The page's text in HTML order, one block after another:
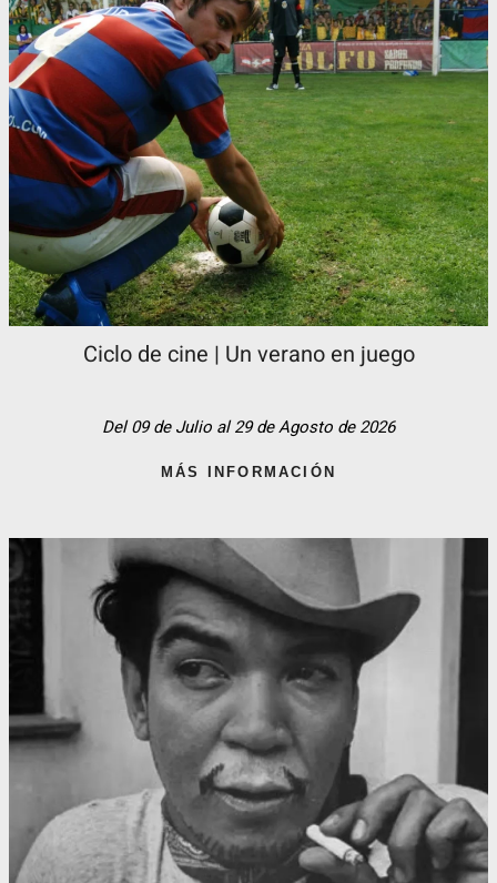
Ciclo de cine | Un verano en juego
Del 09 de Julio al 29 de Agosto de 2026
MÁS INFORMACIÓN